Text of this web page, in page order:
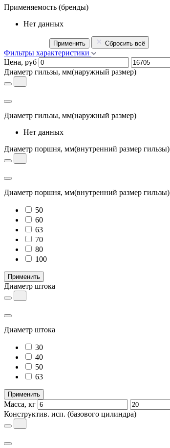
Применяемость (бренды)
Нет данных
Применить Сбросить всё
Фильтры характеристики
Цена, руб
Диаметр гильзы, мм(наружный размер)
Диаметр гильзы, мм(наружный размер)
Нет данных
Диаметр поршня, мм(внутренний размер гильзы)
Диаметр поршня, мм(внутренний размер гильзы)
50
60
63
70
80
100
Применить
Диаметр штока
Диаметр штока
30
40
50
63
Применить
Масса, кг
Конструктив. исп. (базового цилиндра)